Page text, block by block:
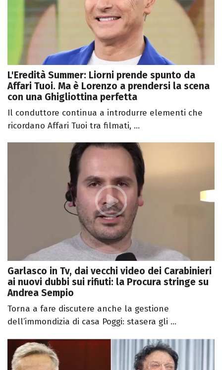
L'Eredità Summer: Liorni prende spunto da
Affari Tuoi. Ma è Lorenzo a prendersi la scena
con una Ghigliottina perfetta
Il conduttore continua a introdurre elementi che
ricordano Affari Tuoi tra filmati, ...
Garlasco in Tv, dai vecchi video dei Carabinieri
ai nuovi dubbi sui rifiuti: la Procura stringe su
Andrea Sempio
Torna a fare discutere anche la gestione
dell’immondizia di casa Poggi: stasera gli ...